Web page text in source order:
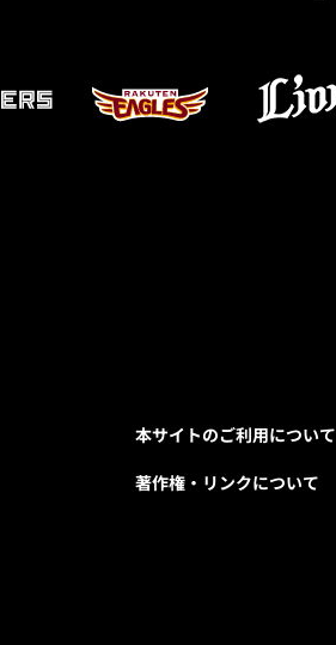
本サイトのご利用について
著作権・リンクについて